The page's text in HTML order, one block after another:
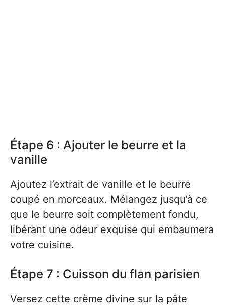
Étape 6 : Ajouter le beurre et la
vanille
Ajoutez l’extrait de vanille et le beurre
coupé en morceaux. Mélangez jusqu’à ce
que le beurre soit complètement fondu,
libérant une odeur exquise qui embaumera
votre cuisine.
Étape 7 : Cuisson du flan parisien
Versez cette crème divine sur la pâte